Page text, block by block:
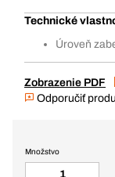
Technické
Úroveň
Zobrazenie PDF
Odporučiť
Množstvo